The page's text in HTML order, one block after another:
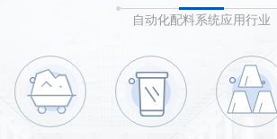
自动化配料系统应用行业